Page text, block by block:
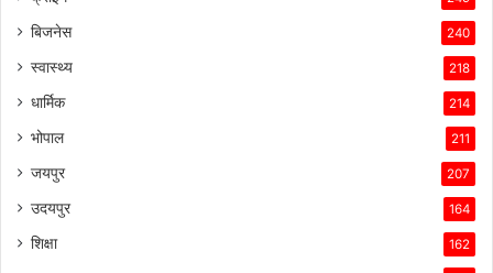
बिजनेस 240
स्वास्थ्य 218
धार्मिक 214
भोपाल 211
जयपुर 207
उदयपुर 164
शिक्षा 162